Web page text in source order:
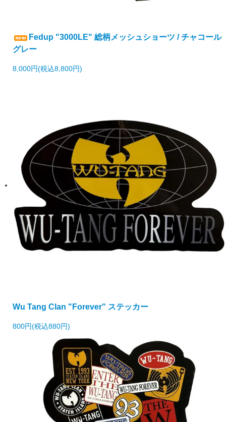
Fedup "3000LE" 総柄メッシュショーツ / チャコール
グレー
8,000円(税込8,800円)
Wu Tang Clan "Forever" ステッカー
800円(税込880円)